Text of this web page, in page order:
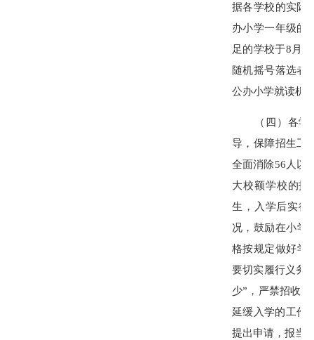
据各学校的实际
办小学一年级的
足的学校于8月1
随机摇号落选者
公办小学就读机
（四）各学校
导，保障招生工
全面消除56人以
大校额学校的
生，入学后实行
况，鼓励在小学
格按规定做好学
要切实履行义务
少”，严禁招收
延缓入学的工作
提出申请，报当